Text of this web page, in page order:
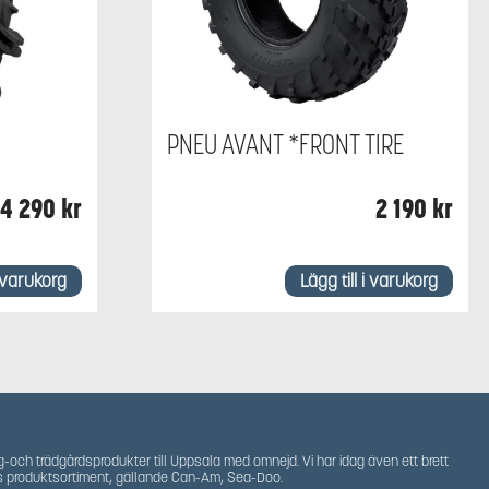
4 290 kr
PNEU AVANT *FRONT TIRE
2 190 kr
Lägg till i varukorg
och trädgårdsprodukter till Uppsala med omnejd. Vi har idag även ett brett
gällande Can-Am, Sea-Doo.